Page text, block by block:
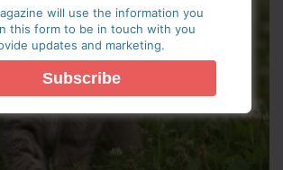
will use the information you
this form to be in touch with you
updates and marketing.